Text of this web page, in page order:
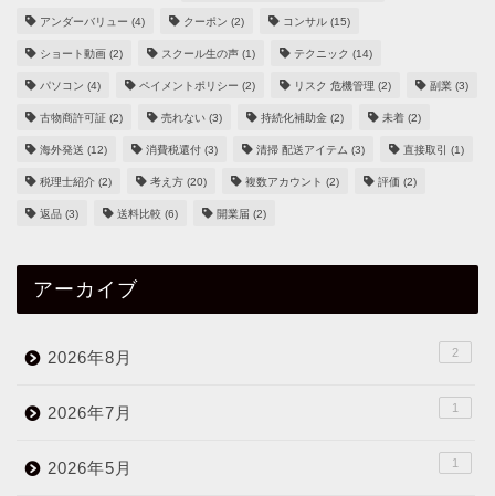
アンダーバリュー (4) クーポン (2) コンサル (15)
ショート動画 (2) スクール生の声 (1) テクニック (14)
パソコン (4) ペイメントポリシー (2) リスク 危機管理 (2) 副業 (3)
古物商許可証 (2) 売れない (3) 持続化補助金 (2) 未着 (2)
海外発送 (12) 消費税還付 (3) 清掃 配送アイテム (3) 直接取引 (1)
税理士紹介 (2) 考え方 (20) 複数アカウント (2) 評価 (2)
返品 (3) 送料比較 (6) 開業届 (2)
アーカイブ
2026年8月 2
2026年7月 1
2026年5月 1